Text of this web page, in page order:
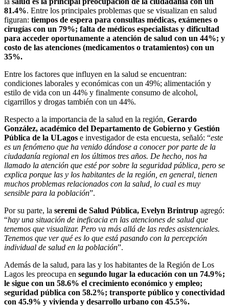
81.4%. Entre los principales problemas que se visualizan en salud
figuran: tiempos de espera para consultas médicas, exámenes o
cirugías con un 79%; falta de médicos especialistas y dificultad
para acceder oportunamente a atención de salud con un 44%; y
costo de las atenciones (medicamentos o tratamientos) con un
35%.
Entre los factores que influyen en la salud se encuentran:
condiciones laborales y económicas con un 49%; alimentación y
estilo de vida con un 44% y finalmente consumo de alcohol,
cigarrillos y drogas también con un 44%.
Respecto a la importancia de la salud en la región, Gerardo
González, académico del Departamento de Gobierno y Gestión
Pública de la ULagos e investigador de esta encuesta, señaló: “este
es un fenómeno que ha venido dándose a conocer por parte de la
ciudadanía regional en los últimos tres años. De hecho, nos ha
llamado la atención que esté por sobre la seguridad pública, pero se
explica porque las y los habitantes de la región, en general, tienen
muchos problemas relacionados con la salud, lo cual es muy
sensible para la población”.
Por su parte, la seremi de Salud Pública, Evelyn Brintrup agregó:
“hay una situación de ineficacia en las atenciones de salud que
tenemos que visualizar. Pero va más allá de las redes asistenciales.
Tenemos que ver qué es lo que está pasando con la percepción
individual de salud en la población”.
Además de la salud, para las y los habitantes de la Región de Los
Lagos les preocupa en segundo lugar la educación con un 74.9%;
le sigue con un 58.6% el crecimiento económico y empleo;
seguridad pública con 58.2%; transporte público y conectividad
con 45.9% y vivienda y desarrollo urbano con 45.5%.